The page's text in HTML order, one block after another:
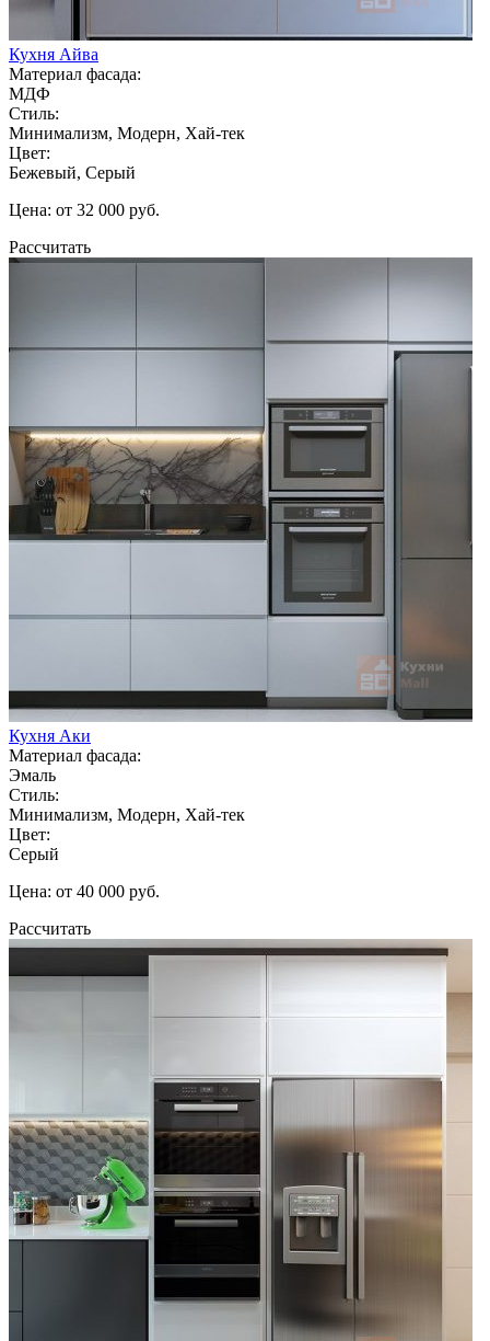
Кухня Айва
Материал фасада:
МДФ
Стиль:
Минимализм, Модерн, Хай-тек
Цвет:
Бежевый, Серый
Цена: от 32 000 руб.
Рассчитать
Кухня Аки
Материал фасада:
Эмаль
Стиль:
Минимализм, Модерн, Хай-тек
Цвет:
Серый
Цена: от 40 000 руб.
Рассчитать